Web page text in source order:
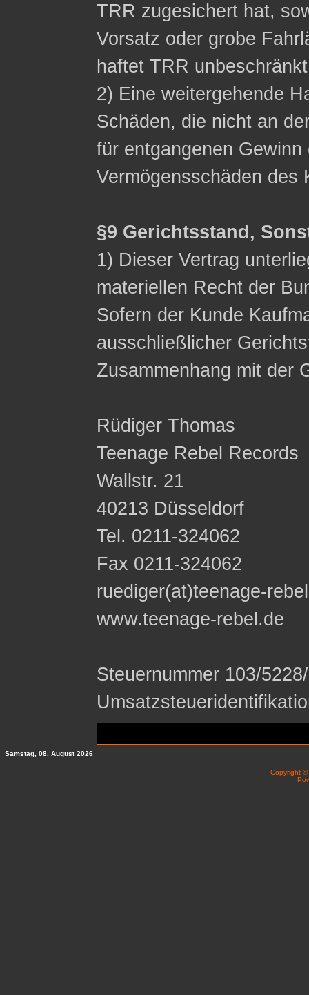
TRR zugesichert hat,
Vorsatz oder grobe
haftet TRR
2) Eine weitergehende
Schäden, die nicht an
für entgangenen Gewinn
Vermögensschäden des
§9 Gerichtsstand,
1) Dieser Vertrag
materiellen Recht der
Sofern der Kunde
ausschließlicher
Zusammenhang mit der
Rüdiger Thomas
Teenage Rebel Records
Wallstr. 21
40213 Düsseldorf
Tel. 0211-324062
Fax 0211-324062
ruediger(at)teenage-
www.teenage-rebel.de
Steuernummer 103/
Samstag, 08. August 2026
Copyright